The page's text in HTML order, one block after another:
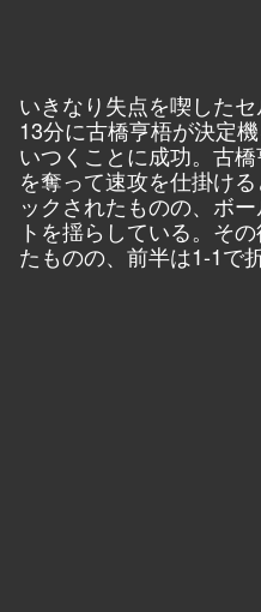
いきなり失点を喫した
13分に古橋亨梧が決定
いつくことに成功。古
を奪って速攻を仕掛け
ックされたものの、ボ
トを揺らしている。そ
たものの、前半は1-1で